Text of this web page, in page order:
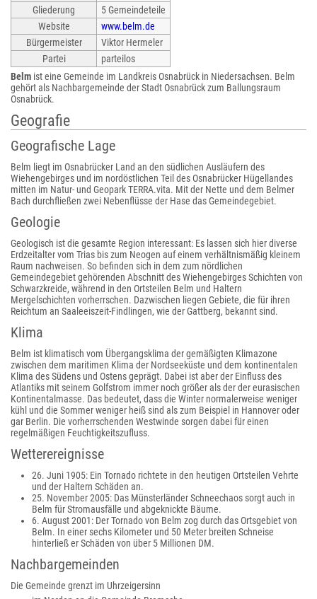
Gliederung
5 Gemeindeteile
Website
www.belm.de
Bürgermeister
Viktor Hermeler
Partei
parteilos
Belm ist eine Gemeinde im Landkreis Osnabrück in Niedersachsen. Belm
gehört als Nachbargemeinde der Stadt Osnabrück zum Ballungsraum
Osnabrück.
Geografie
Geografische Lage
Belm liegt im Osnabrücker Land an den südlichen Ausläufern des
Wiehengebirges und im nordöstlichen Teil des Osnabrücker Hügellandes
mitten im Natur- und Geopark TERRA.vita. Mit der Nette und dem Belmer
Bach durchfließen zwei Nebenflüsse der Hase das Gemeindegebiet.
Geologie
Geologisch ist die gesamte Region interessant: Es lassen sich hier diverse
Erdzeitalter vom Trias bis zum Neogen auf einem verhältnismäßig kleinem
Raum nachweisen. So befinden sich in dem zum nördlichen
Gemeindegebiet gehörenden Abschnitt des Wiehengebirges Schichten von
Schwarzkreide, während in den Ortsteilen Belm und Haltern
Mergelschichten vorherrschen. Dazwischen liegen Gebiete, die für ihren
Reichtum an Saaleeiszeit-Findlingen, wie der Gattberg, bekannt sind.
Klima
Belm ist klimatisch vom Übergangsklima der gemäßigten Klimazone
zwischen dem maritimen Klima der Nordseeküste und dem kontinentalen
Klima des Südens und Ostens geprägt. Dabei ist aber der Einfluss des
Atlantiks mit seinem Golfstrom immer noch größer als der der eurasischen
Kontinentalmasse. Das bedeutet, dass die Winter normalerweise weniger
kühl und die Sommer weniger heiß sind als zum Beispiel in Hannover oder
gar Berlin. Die vorherrschenden Westwinde sorgen dabei für einen
regelmäßigen Feuchtigkeitszufluss.
Wetterereignisse
26. Juni 1905: Ein Tornado richtete in den heutigen Ortsteilen Vehrte
und der Haltern Schäden an.
25. November 2005: Das Münsterländer Schneechaos sorgt auch in
Belm für Stromausfälle und abgeknickte Bäume.
6. August 2001: Der Tornado von Belm zog durch das Ortsgebiet von
Belm. In einer sechs Kilometer und 50 Meter breiten Schneise
hinterließ er Schäden von über 5 Millionen DM.
Nachbargemeinden
Die Gemeinde grenzt im Uhrzeigersinn